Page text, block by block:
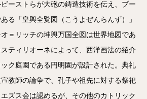
ーストらが大砲の鋳造技術を伝え、ブー
る「皇輿全覧図（こうよぜんらんず）」
＝リッチの坤輿万国全図は世界地図であ
ティリオーネによって、西洋画法の紹介
ク庭園である円明園が設計された。典礼
教師の論争で、孔子や祖先に対する祭祀
ズス会は認めるが、その他のカトリック